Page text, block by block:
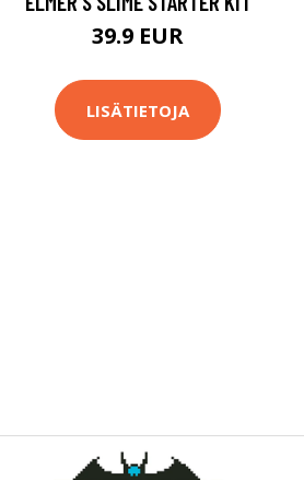
39.9 EUR
LISÄTIETOJA